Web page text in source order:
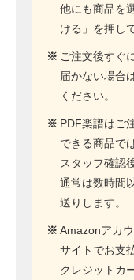
他にも商品を
ける」を押し
※ ご注文後すぐ
届かない場合
ください。
※ PDF楽譜はご
できる商品で
スタッフ確認
通常は数時間
送りします。
※ Amazonアカ
サイトでお支
クレジットカ